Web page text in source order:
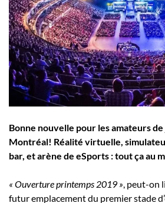
Employeurs
Publiez une offre d'emploi
Bonne nouvelle pour les amateurs
Montréal! Réalité virtuelle,
bar, et arène de eSports : tout ça au
« Ouverture printemps 2019 », peut-on
futur emplacement du premier stade